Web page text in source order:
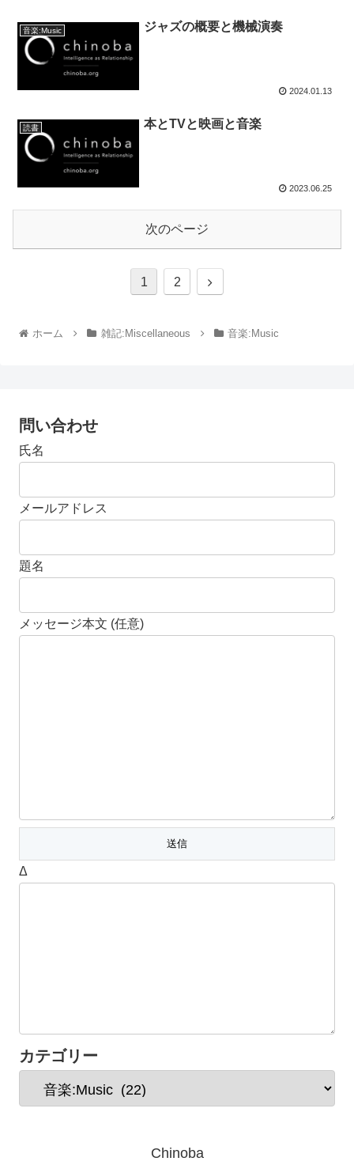
音楽:Music ジャズの概要と機械演奏
2024.01.13
読書 本とTVと映画と音楽
2023.06.25
次のページ
1 2
ホーム 雑記:Miscellaneous 音楽:Music
問い合わせ
氏名
メールアドレス
題名
メッセージ本文 (任意)
Δ
カテゴリー
Chinoba